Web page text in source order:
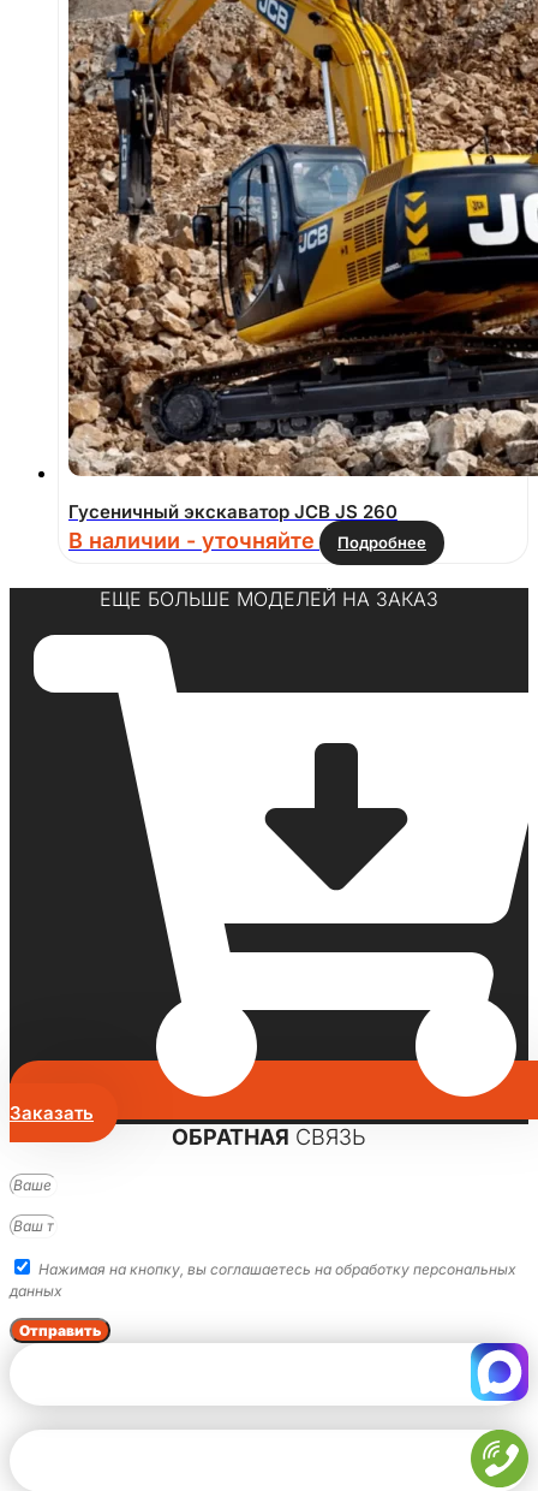
Гусеничный экскаватор JCB JS 260
В наличии - уточняйте Подробнее
ЕЩЕ БОЛЬШЕ МОДЕЛЕЙ НА ЗАКАЗ
Заказать
ОБРАТНАЯ СВЯЗЬ
Нажимая на кнопку, вы соглашаетесь на обработку персональных
данных
Отправить